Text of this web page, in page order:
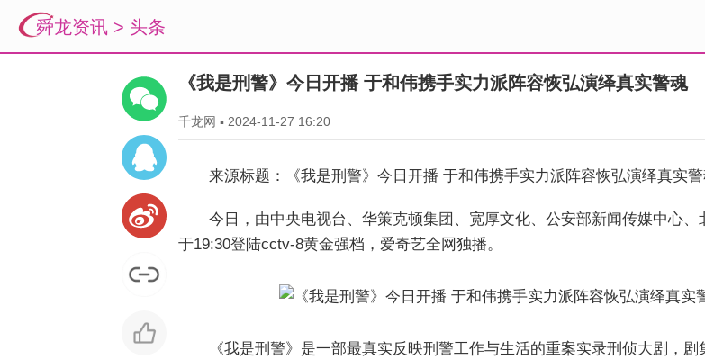
舜龙资讯 > 头条
《我是刑警》今日开播 于和伟携手实力派阵容恢弘演绎真实警魂
千龙网 ▪ 2024-11-27 16:20
来源标题：《我是刑警》今日开播 于和伟携手实力派阵容恢弘演绎真实
今日，由中央电视台、华策克顿集团、宽厚文化、公安部新闻传媒中心
于19:30登陆cctv-8黄金强档，爱奇艺全网独播。
《我是刑警》是一部最真实反映刑警工作与生活的重案实录刑侦大剧，